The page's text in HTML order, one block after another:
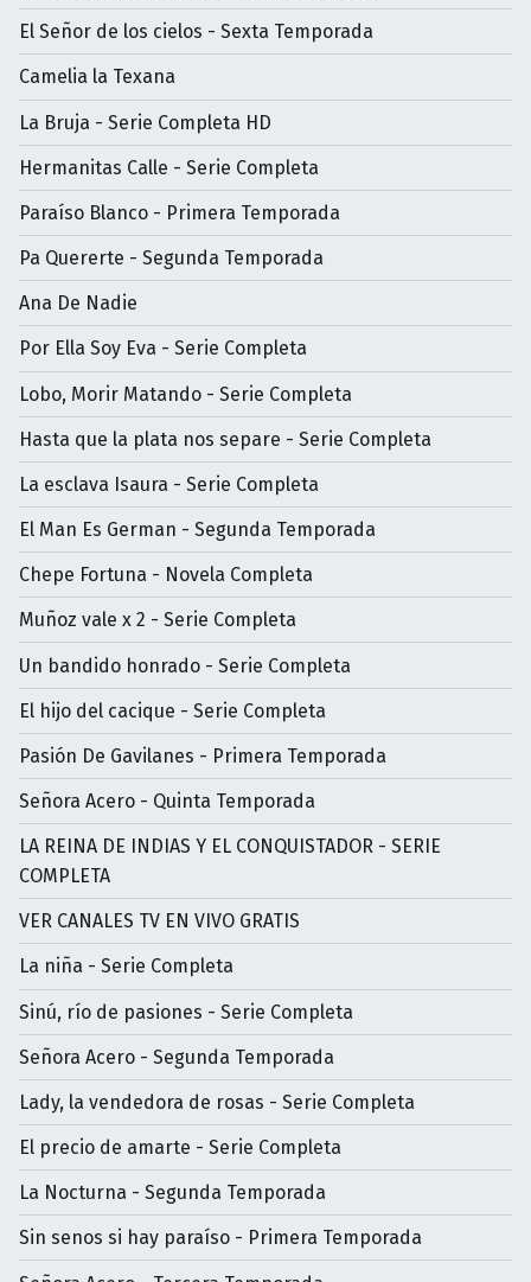
El Señor de los cielos - Sexta Temporada
Camelia la Texana
La Bruja - Serie Completa HD
Hermanitas Calle - Serie Completa
Paraíso Blanco - Primera Temporada
Pa Quererte - Segunda Temporada
Ana De Nadie
Por Ella Soy Eva - Serie Completa
Lobo, Morir Matando - Serie Completa
Hasta que la plata nos separe - Serie Completa
La esclava Isaura - Serie Completa
El Man Es German - Segunda Temporada
Chepe Fortuna - Novela Completa
Muñoz vale x 2 - Serie Completa
Un bandido honrado - Serie Completa
El hijo del cacique - Serie Completa
Pasión De Gavilanes - Primera Temporada
Señora Acero - Quinta Temporada
LA REINA DE INDIAS Y EL CONQUISTADOR - SERIE
COMPLETA
VER CANALES TV EN VIVO GRATIS
La niña - Serie Completa
Sinú, río de pasiones - Serie Completa
Señora Acero - Segunda Temporada
Lady, la vendedora de rosas - Serie Completa
El precio de amarte - Serie Completa
La Nocturna - Segunda Temporada
Sin senos si hay paraíso - Primera Temporada